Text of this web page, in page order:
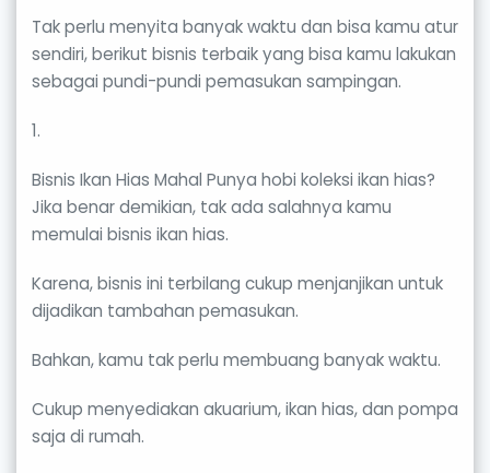
Tak perlu menyita banyak waktu dan bisa kamu atur
sendiri, berikut bisnis terbaik yang bisa kamu lakukan
sebagai pundi-pundi pemasukan sampingan.
1.
Bisnis Ikan Hias Mahal Punya hobi koleksi ikan hias?
Jika benar demikian, tak ada salahnya kamu
memulai bisnis ikan hias.
Karena, bisnis ini terbilang cukup menjanjikan untuk
dijadikan tambahan pemasukan.
Bahkan, kamu tak perlu membuang banyak waktu.
Cukup menyediakan akuarium, ikan hias, dan pompa
saja di rumah.